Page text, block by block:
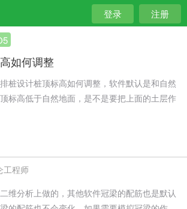
登录 注册
如何调整
桩设计桩顶标高如何调整，软件默认是和自然
标高低于自然地面，是不是要把上面的土层作
工程师
维分析上做的，其他软件冠梁的配筋也是默认